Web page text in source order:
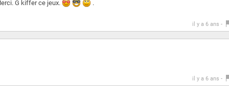
G kiffer ce jeux. .
il y a 6 ans -
il y a 6 ans -